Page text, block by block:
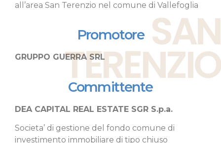
all’area San Terenzio nel comune di Vallefoglia
Promotore
GRUPPO GUERRA SRL
Committente
DEA CAPITAL REAL ESTATE SGR S.p.a.
Societa’ di gestione del fondo comune di
investimento immobiliare di tipo chiuso
SAN
TERENZIO